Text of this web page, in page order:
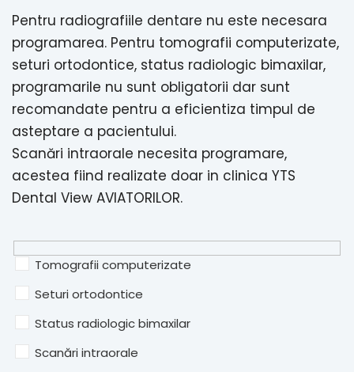
Pentru radiografiile dentare nu este necesara
programarea. Pentru tomografii computerizate,
seturi ortodontice, status radiologic bimaxilar,
programarile nu sunt obligatorii dar sunt
recomandate pentru a eficientiza timpul de
asteptare a pacientului.
Scanări intraorale necesita programare,
acestea fiind realizate doar in clinica YTS
Dental View AVIATORILOR.
Tomografii computerizate
Seturi ortodontice
Status radiologic bimaxilar
Scanări intraorale